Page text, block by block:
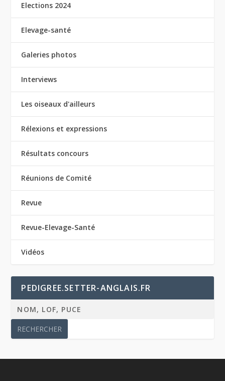
Elections 2024
Elevage-santé
Galeries photos
Interviews
Les oiseaux d'ailleurs
Rélexions et expressions
Résultats concours
Réunions de Comité
Revue
Revue-Elevage-Santé
Vidéos
PEDIGREE.SETTER-ANGLAIS.FR